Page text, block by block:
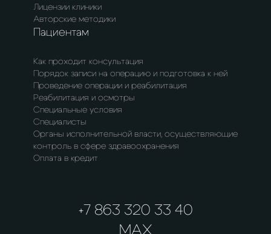
Лицензии клиники
Авторские методики
Пациентам
Как проходит консультация
Порядок записи на операцию и подготовка к ней
Проведение операции и реабилитация
Реабилитация и осмотры
Специальные условия
Специалисты
Органы исполнительной власти, осуществляющие
контроль в сфере здравоохранения
Оплата в кредит
+7 863 320 33 40
MAX